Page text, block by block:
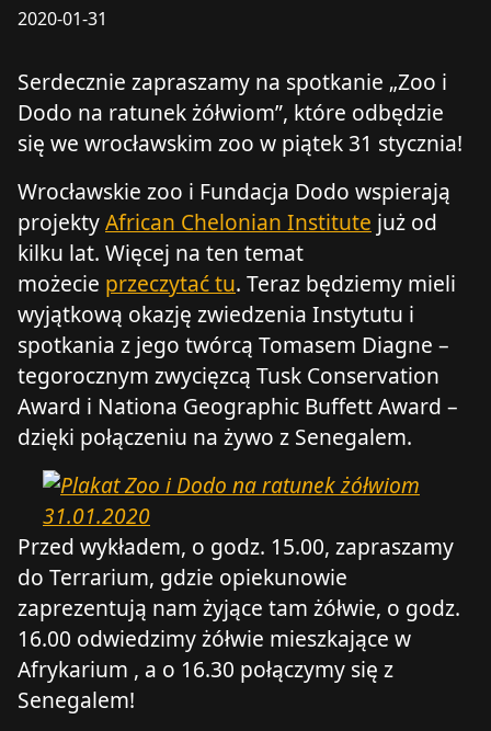
2020-01-31
Serdecznie zapraszamy na spotkanie „Zoo i
Dodo na ratunek żółwiom”, które odbędzie
się we wrocławskim zoo w piątek 31 stycznia!
Wrocławskie zoo i Fundacja Dodo wspierają
projektyAfrican Chelonian Institute już od
kilku lat. Więcej na ten temat
możecie przeczytać tu. Teraz będziemy mieli
wyjątkową okazję zwiedzenia Instytutu i
spotkania z jego twórcą Tomasem Diagne –
tegorocznym zwycięzcą Tusk Conservation
Award i Nationa Geographic Buffett Award –
dzięki połączeniu na żywo z Senegalem.
Przed wykładem, o godz. 15.00, zapraszamy
do Terrarium, gdzie opiekunowie
zaprezentują nam żyjące tam żółwie, o godz.
16.00 odwiedzimy żółwie mieszkające w
Afrykarium , a o 16.30 połączymy się z
Senegalem!